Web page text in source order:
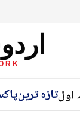
تازہ ترین